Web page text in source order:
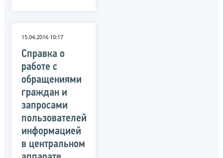
15.04.2016 10:17
Справка о
работе с
обращениями
граждан и
запросами
пользователей
информацией
в центральном